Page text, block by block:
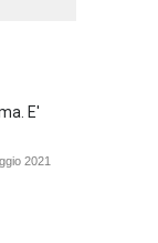
E'
2021